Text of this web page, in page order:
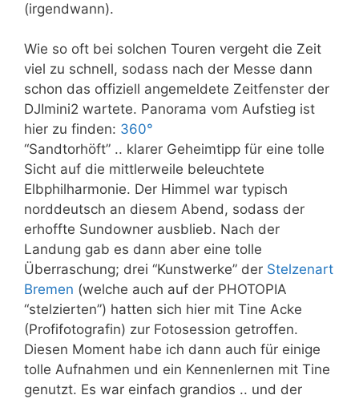
(irgendwann).
Wie so oft bei solchen Touren vergeht die Zeit
viel zu schnell, sodass nach der Messe dann
schon das offiziell angemeldete Zeitfenster der
DJImini2 wartete. Panorama vom Aufstieg ist
hier zu finden: 360°
“Sandtorhöft” .. klarer Geheimtipp für eine tolle
Sicht auf die mittlerweile beleuchtete
Elbphilharmonie. Der Himmel war typisch
norddeutsch an diesem Abend, sodass der
erhoffte Sundowner ausblieb. Nach der
Landung gab es dann aber eine tolle
Überraschung; drei “Kunstwerke” der Stelzenart
Bremen (welche auch auf der PHOTOPIA
“stelzierten”) hatten sich hier mit Tine Acke
(Profifotografin) zur Fotosession getroffen.
Diesen Moment habe ich dann auch für einige
tolle Aufnahmen und ein Kennenlernen mit Tine
genutzt. Es war einfach grandios .. und der